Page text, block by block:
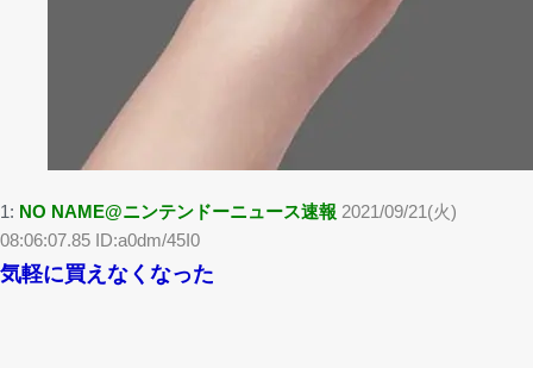
1: NO NAME@ニンテンドーニュース速報 2021/09/21(火)
08:06:07.85 ID:a0dm/45I0
気軽に買えなくなった